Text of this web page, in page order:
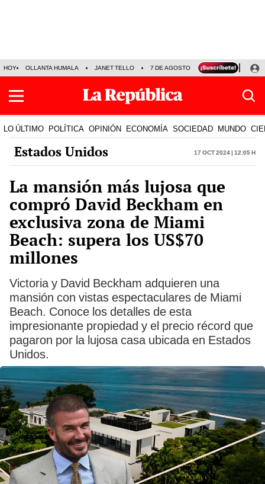
HOY OLLANTA HUMALA JANET TELLO 7 DE AGOSTO TINKA RESULTADOS
LO ÚLTIMO POLÍTICA OPINIÓN ECONOMÍA SOCIEDAD MUNDO
Estados Unidos 17 Oct 2024 | 12:05 h
La mansión más lujosa que
compró David Beckham en
exclusiva zona de Miami
Beach: supera los US$70
millones
Victoria y David Beckham adquieren una
mansión con vistas espectaculares de Miami
Beach. Conoce los detalles de esta
impresionante propiedad y el precio récord que
pagaron por la lujosa casa ubicada en Estados
Unidos.